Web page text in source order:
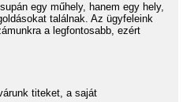
egy műhely, hanem egy hely,
találnak. Az ügyfeleink
a legfontosabb, ezért
titeket, a saját